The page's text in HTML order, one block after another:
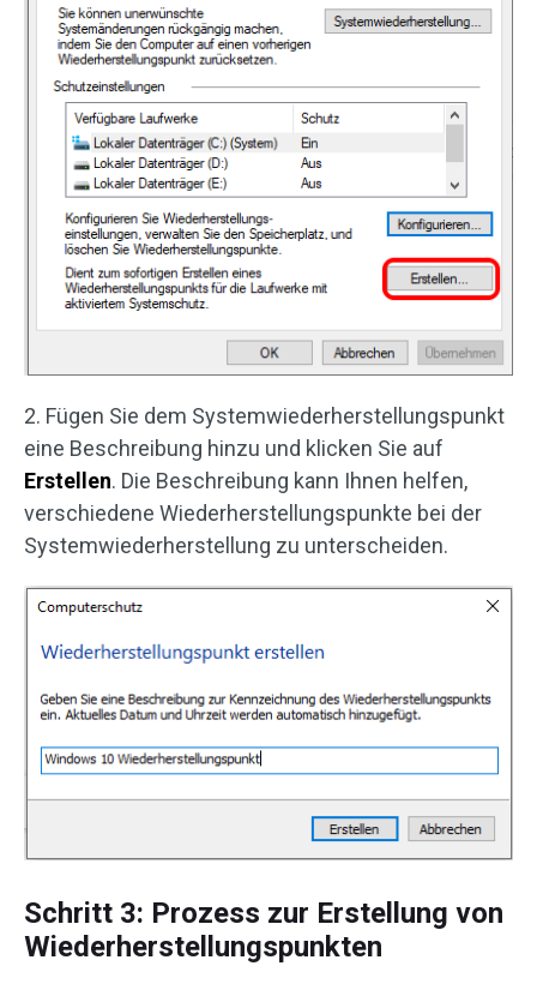
2. Fügen Sie dem Systemwiederherstellungspunkt
eine Beschreibung hinzu und klicken Sie auf
Erstellen. Die Beschreibung kann Ihnen helfen,
verschiedene Wiederherstellungspunkte bei der
Systemwiederherstellung zu unterscheiden.
Schritt 3: Prozess zur Erstellung von
Wiederherstellungspunkten